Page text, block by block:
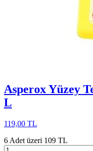
Asperox Yüzey
L
119,00 TL
6 Adet üzeri 109 TL